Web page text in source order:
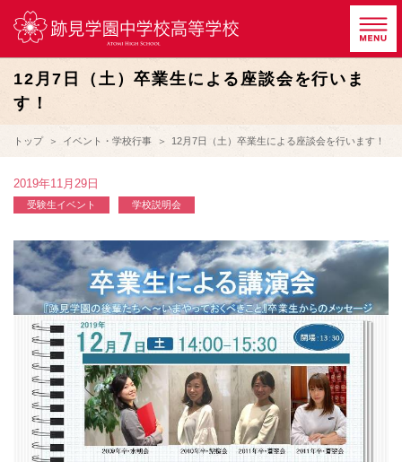
12月7日（土）卒業生による座談会を行いま
す！
トップ イベント・学校行事 12月7日（土）卒業生による座談会を行います！
2019年11月29日
受験生イベント 学校説明会